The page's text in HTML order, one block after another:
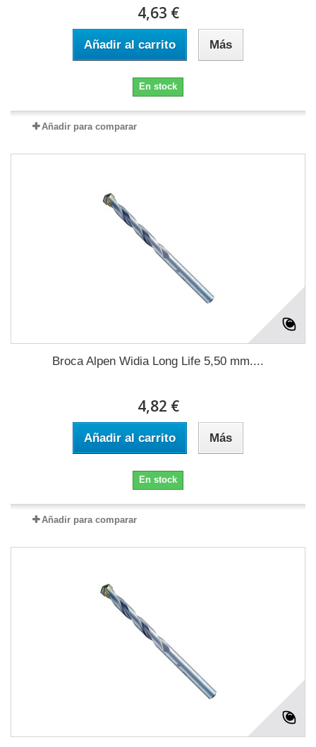
4,63 €
Añadir al carrito Más
En stock
Añadir para comparar
Broca Alpen Widia Long Life 5,50 mm....
4,82 €
Añadir al carrito Más
En stock
Añadir para comparar